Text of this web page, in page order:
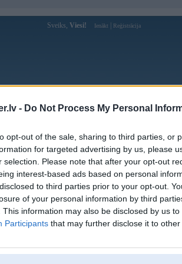
- Do Not Process My Personal
opt-out of the sale, sharing to third parties, or
for targeted advertising by us, please
selection. Please note that after your opt-out
interest-based ads based on personal
to third parties prior to your opt-out.
of your personal information by third
This information may also be disclosed by us
Participants that may further disclose it to
Sveiks, Viesi! Ienākt Reģistrācija
Forums Galerijas Reģistrācija
Lietotāja go88club4com1
Lietotājvārds:
Ziņojumi forumā:
0
Pēdējie ziņojumi